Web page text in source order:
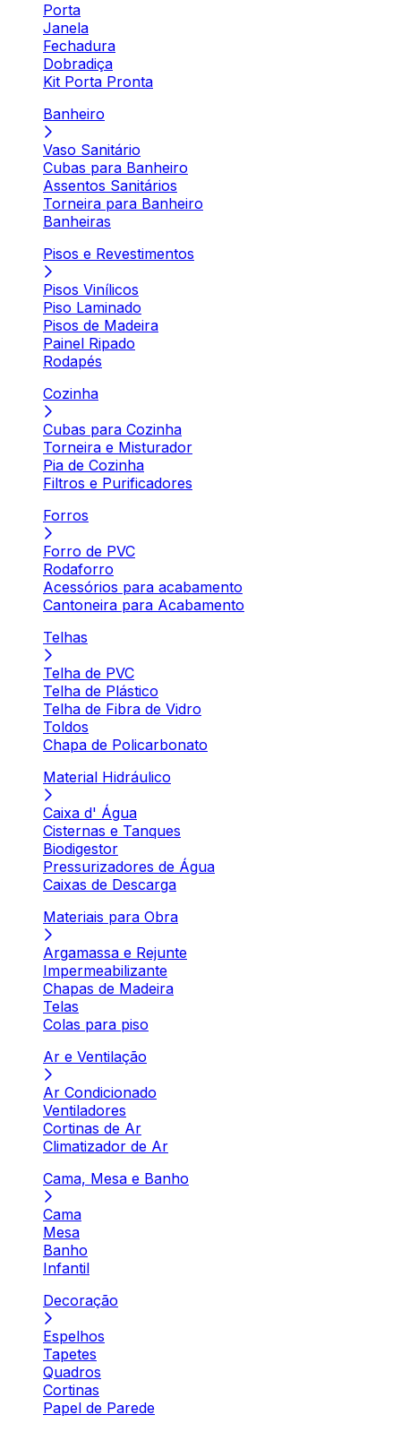
Porta
Janela
Fechadura
Dobradiça
Kit Porta Pronta
Banheiro
Vaso Sanitário
Cubas para Banheiro
Assentos Sanitários
Torneira para Banheiro
Banheiras
Pisos e Revestimentos
Pisos Vinílicos
Piso Laminado
Pisos de Madeira
Painel Ripado
Rodapés
Cozinha
Cubas para Cozinha
Torneira e Misturador
Pia de Cozinha
Filtros e Purificadores
Forros
Forro de PVC
Rodaforro
Acessórios para acabamento
Cantoneira para Acabamento
Telhas
Telha de PVC
Telha de Plástico
Telha de Fibra de Vidro
Toldos
Chapa de Policarbonato
Material Hidráulico
Caixa d' Água
Cisternas e Tanques
Biodigestor
Pressurizadores de Água
Caixas de Descarga
Materiais para Obra
Argamassa e Rejunte
Impermeabilizante
Chapas de Madeira
Telas
Colas para piso
Ar e Ventilação
Ar Condicionado
Ventiladores
Cortinas de Ar
Climatizador de Ar
Cama, Mesa e Banho
Cama
Mesa
Banho
Infantil
Decoração
Espelhos
Tapetes
Quadros
Cortinas
Papel de Parede